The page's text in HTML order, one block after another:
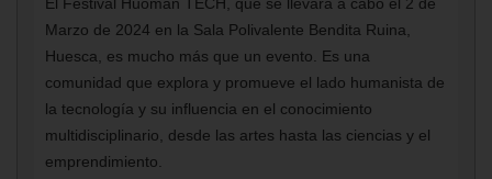
Marzo de 2024 en la Sala Polivalente Bendita Ruina,
Huesca, es mucho más que un evento. Es una
comunidad que explora y promueve el lado humanista de
la tecnología y su influencia en el conocimiento
multidisciplinario, desde las artes hasta las ciencias y el
emprendimiento.